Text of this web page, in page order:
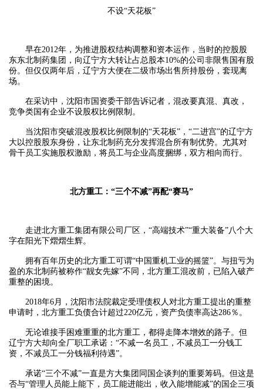
不设“天花板”
早在2012年，为推进股权结构调整和资本运作，当时的控股股
东东北制药集团，向辽宁方大转让占总股本10%的公司非限售国有股
份。但仅仅两年后，辽宁方大便在二级市场出售所持股份，套现离
场。
在采访中，沈阳市国资委干部告诉记者，混改要真混、真改，
竞争类国有企业不设股权比例限制。
当沈阳市突破混改股权比例限制的“天花板”，“二进宫”的辽宁方
大以控股股东身份，让东北制药充分发挥混合所有制优势。尤其对
骨干员工实施股权激励，将员工与企业高度捆绑，双方相向而行。
北方重工：“三个不减”再配“赛马”
走进北方重工集团有限公司厂区，“高端技术”“重大装备”八个大
字在阳光下熠熠生辉。
拥有百年历史的北方重工可谓“中国重机工业的摇篮”。与扭亏为
盈的东北制药被称作“靓女先嫁”不同，北方重工混改前，已陷入破产
重整的困境。
2018年6月，沈阳市法院裁定受理债权人对北方重工提出的重整
申请时，北方重工负债合计超过220亿元，资产负债率高达286％。
无论谁接手困难重重的北方重工，都得走降本增效的路子。但
辽宁方大却向全厂职工承诺：“不减一名员工，不减员工一分钱工
资，不减员工一分钱福利待遇”。
承诺“三个不减”一直是方大集团同国企谈判的重要筹码。但这是
否与“管理人员能上能下，员工能进能出，收入能增能减”的国企三项